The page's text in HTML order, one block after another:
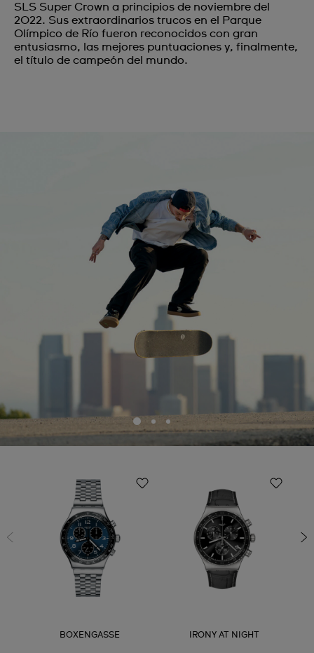
SLS Super Crown a principios de noviembre del
2022. Sus extraordinarios trucos en el Parque
Olímpico de Río fueron reconocidos con gran
entusiasmo, las mejores puntuaciones y, finalmente,
el título de campeón del mundo.
BOXENGASSE IRONY AT NIGHT